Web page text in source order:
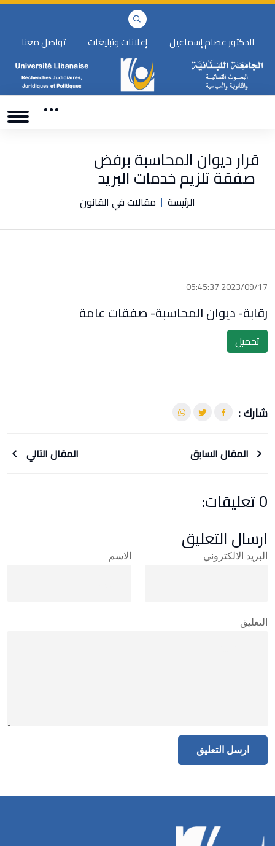
الدكتور عصام إسماعيل إعلانات وتبليغات تواصل معنا
قرار ديوان المحاسبة برفض
صفقة تلزيم خدمات البريد
الرئيسة مقالات في القانون
2023/09/17 05:45:37
رقابة- ديوان المحاسبة- صفقات عامة
تحميل
شارك :
المقال السابق المقال التالي
0 تعليقات:
ارسال التعليق
الاسم البريد الالكتروني
التعليق